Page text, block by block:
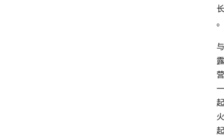
长
。
与
露
营
一
起
火
起